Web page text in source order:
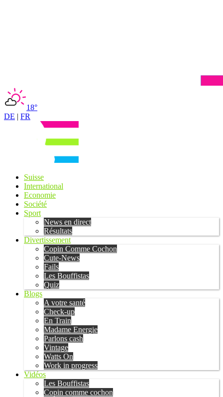
18°
DE | FR
Suisse
International
Economie
Société
Sport
News en direct
Résultats
Divertissement
Copin Comme Cochon
Cute-News
Fails
Les Bouffistas
Quiz
Blogs
A votre santé
Check-up
En Train
Madame Energie
Parlons cash
Vintage
Watts On
Work in progress
Vidéos
Les Bouffistas
Copin comme cochon